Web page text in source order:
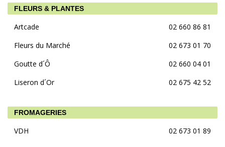
FLEURS & PLANTES
Artcade
02 660 86 81
Fleurs du Marché
02 673 01 70
Goutte d´Ô
02 660 04 01
Liseron d´Or
02 675 42 52
FROMAGERIES
VDH 02 673 01 89